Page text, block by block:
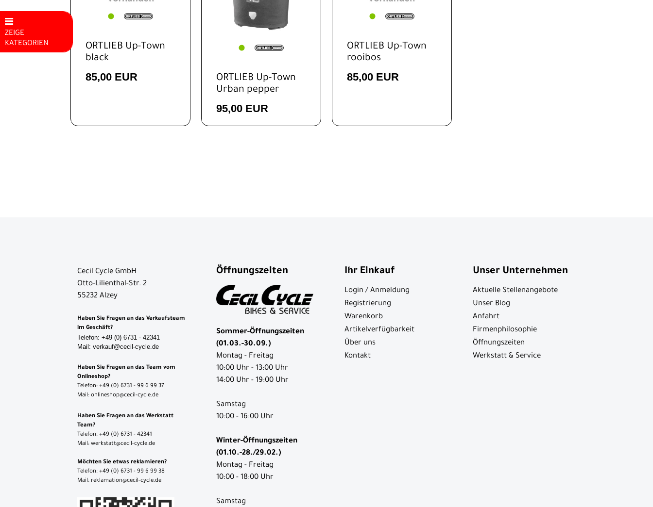
ZEIGE
KATEGORIEN
Fahrradpumpen
Gepäckträgertaschen
Rahmentaschen
Umhängetaschen
ORTLIEB Up-Town
black
85,00 EUR
ORTLIEB Up-Town
Urban pepper
95,00 EUR
ORTLIEB Up-Town
rooibos
85,00 EUR
Cecil Cycle GmbH
Otto-Lilienthal-Str. 2
55232 Alzey
Haben Sie Fragen an das Verkaufsteam
im Geschäft?
Telefon: +49 (0) 6731 - 42341
Mail: verkauf@cecil-cycle.de
Haben Sie Fragen an das Team vom
Onlineshop?
Telefon: +49 (0) 6731 - 99 6 99 37
Mail: onlineshop@cecil-cycle.de
Haben Sie Fragen an das Werkstatt
Team?
Telefon: +49 (0) 6731 - 42341
Mail: werkstatt@cecil-cycle.de
Möchten Sie etwas reklamieren?
Telefon: +49 (0) 6731 - 99 6 99 38
Mail: reklamation@cecil-cycle.de
Öffnungszeiten
Sommer-Öffnungszeiten
(01.03.-30.09.)
Montag - Freitag
10:00 Uhr - 13:00 Uhr
14:00 Uhr - 19:00 Uhr
Samstag
10:00 - 16:00 Uhr
Winter-Öffnungszeiten
(01.10.-28./29.02.)
Montag - Freitag
10:00 - 18:00 Uhr
Samstag
Ihr Einkauf
Login / Anmeldung
Registrierung
Warenkorb
Artikelverfügbarkeit
Über uns
Kontakt
Unser Unternehmen
Aktuelle Stellenangebote
Unser Blog
Anfahrt
Firmenphilosophie
Öffnungszeiten
Werkstatt & Service